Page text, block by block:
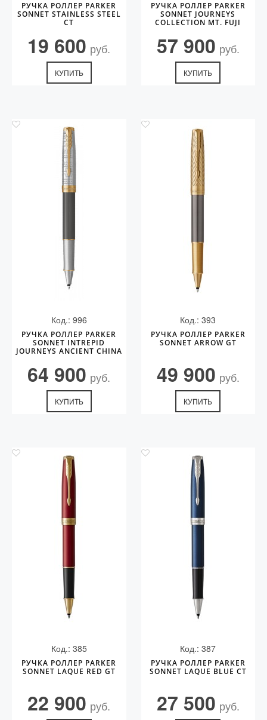
РУЧКА РОЛЛЕР PARKER
SONNET STAINLESS STEEL
CT
19 600 руб.
КУПИТЬ
РУЧКА РОЛЛЕР PARKER
SONNET JOURNEYS
COLLECTION MT. FUJI
57 900 руб.
КУПИТЬ
Код.: 996
РУЧКА РОЛЛЕР PARKER
SONNET INTREPID
JOURNEYS ANCIENT CHINA
64 900 руб.
КУПИТЬ
Код.: 393
РУЧКА РОЛЛЕР PARKER
SONNET ARROW GT
49 900 руб.
КУПИТЬ
Код.: 385
РУЧКА РОЛЛЕР PARKER
SONNET LAQUE RED GT
22 900 руб.
Код.: 387
РУЧКА РОЛЛЕР PARKER
SONNET LAQUE BLUE CT
27 500 руб.